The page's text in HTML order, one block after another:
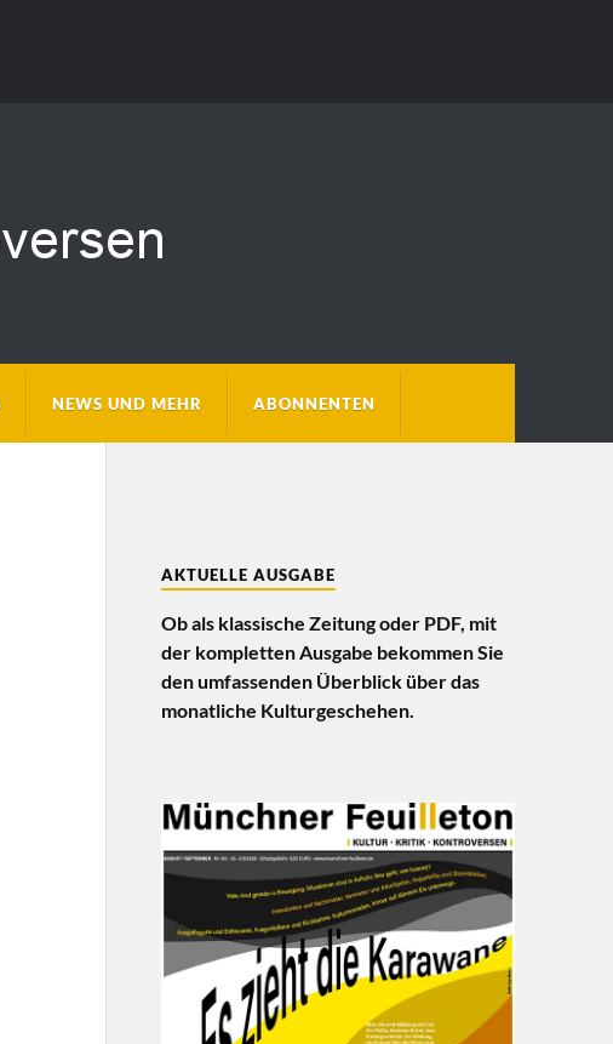
NEWS UND MEHR ABONNENTEN
AKTUELLE AUSGABE
Ob als klassische Zeitung oder PDF, mit
der kompletten Ausgabe bekommen Sie
den umfassenden Überblick über das
monatliche Kulturgeschehen.